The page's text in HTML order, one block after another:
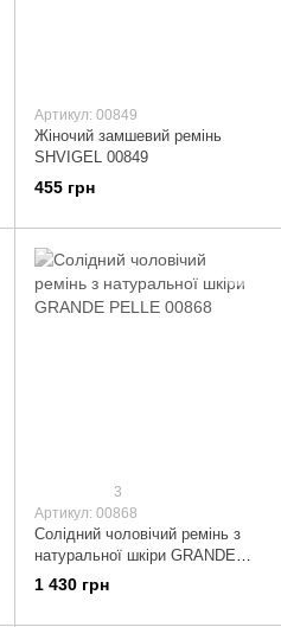
Артикул: 00849
Жіночий замшевий ремінь
SHVIGEL 00849
455 грн
3
Артикул: 00868
Солідний чоловічий ремінь з
натуральної шкіри GRANDE
PELLE 00868
1 430 грн